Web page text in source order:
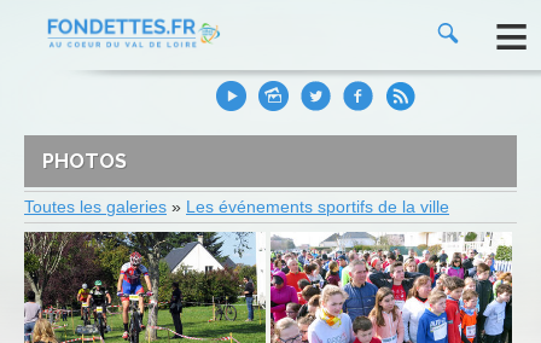
≡
PHOTOS
Toutes les galeries » Les événements sportifs de la ville